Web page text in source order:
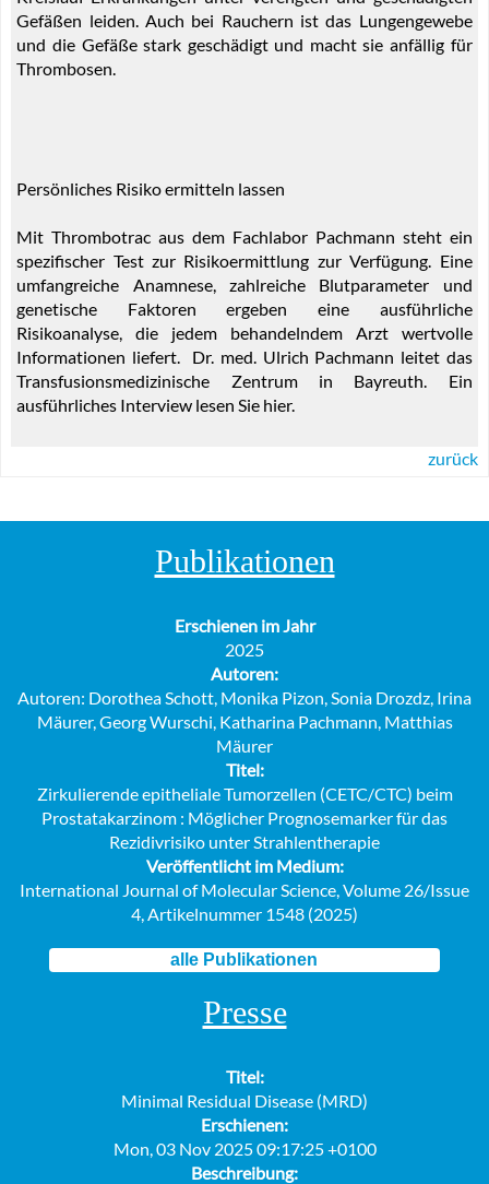
Gefäßen leiden. Auch bei Rauchern ist das Lungengewebe
und die Gefäße stark geschädigt und macht sie anfällig für
Thrombosen.
Persönliches Risiko ermitteln lassen
Mit Thrombotrac aus dem Fachlabor Pachmann steht ein
spezifischer Test zur Risikoermittlung zur Verfügung. Eine
umfangreiche Anamnese, zahlreiche Blutparameter und
genetische Faktoren ergeben eine ausführliche
Risikoanalyse, die jedem behandelndem Arzt wertvolle
Informationen liefert. Dr. med. Ulrich Pachmann leitet das
Transfusionsmedizinische Zentrum in Bayreuth. Ein
ausführliches Interview lesen Sie hier.
zurück
Publikationen
Erschienen im Jahr
2025
Autoren:
Autoren: Dorothea Schott, Monika Pizon, Sonia Drozdz, Irina
Mäurer, Georg Wurschi, Katharina Pachmann, Matthias
Mäurer
Titel:
Zirkulierende epitheliale Tumorzellen (CETC/CTC) beim
Prostatakarzinom : Möglicher Prognosemarker für das
Rezidivrisiko unter Strahlentherapie
Veröffentlicht im Medium:
International Journal of Molecular Science, Volume 26/Issue
4, Artikelnummer 1548 (2025)
alle Publikationen
Presse
Titel:
Minimal Residual Disease (MRD)
Erschienen:
Mon, 03 Nov 2025 09:17:25 +0100
Beschreibung: